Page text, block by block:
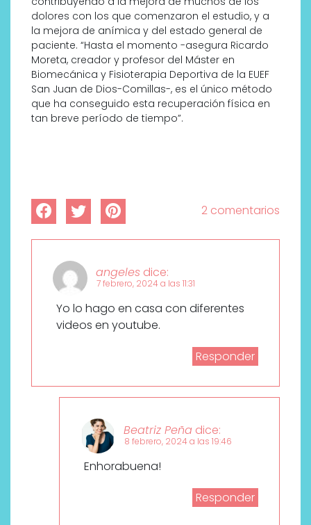
dolores con los que comenzaron el estudio, y a
la mejora de anímica y del estado general de
paciente. “Hasta el momento -asegura Ricardo
Moreta, creador y profesor del Máster en
Biomecánica y Fisioterapia Deportiva de la EUEF
San Juan de Dios-Comillas-, es el único método
que ha conseguido esta recuperación física en
tan breve período de tiempo”.
2 comentarios
angeles dice:
7 febrero, 2024 a las 11:31
Yo lo hago en casa con diferentes
videos en youtube.
Responder
Beatriz Peña dice:
8 febrero, 2024 a las 19:46
Enhorabuena!
Responder